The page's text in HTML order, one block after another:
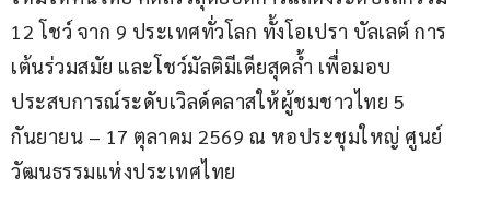
12 โชว์ จาก 9 ประเทศทั่วโลก ทั้งโอเปรา บัลเลต์ การ
เต้นร่วมสมัย และโชว์มัลติมีเดียสุดล้ำ เพื่อมอบ
ประสบการณ์ระดับเวิลด์คลาสให้ผู้ชมชาวไทย 5
กันยายน – 17 ตุลาคม 2569 ณ หอประชุมใหญ่ ศูนย์
วัฒนธรรมแห่งประเทศไทย